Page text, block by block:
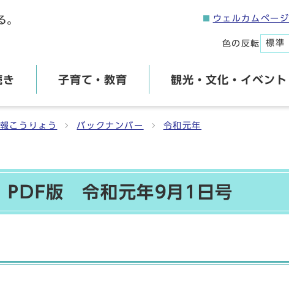
ウェルカムページ
色の反転 標準
き 子育て・教育 観光・文化・イベント
こうりょう バックナンバー 令和元年
版 令和元年9月1日号